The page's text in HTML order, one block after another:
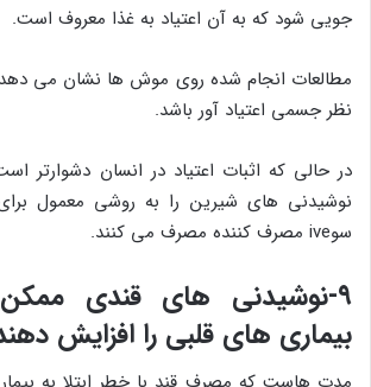
جویی شود که به آن اعتیاد به غذا معروف است.
مطالعات انجام شده روی موش ها نشان می دهد
نظر جسمی اعتیاد آور باشد.
در حالی که اثبات اعتیاد در انسان دشوارتر
نوشیدنی های شیرین را به روشی معمول برای
سوive مصرف کننده مصرف می کنند.
۹-نوشیدنی های قندی
بیماری های قلبی را افزایش